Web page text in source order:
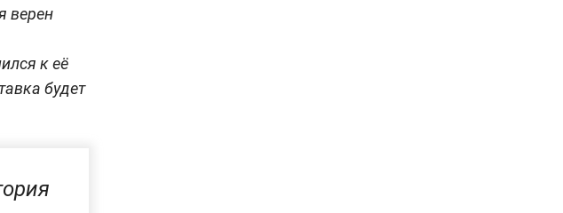
верен
к её
будет